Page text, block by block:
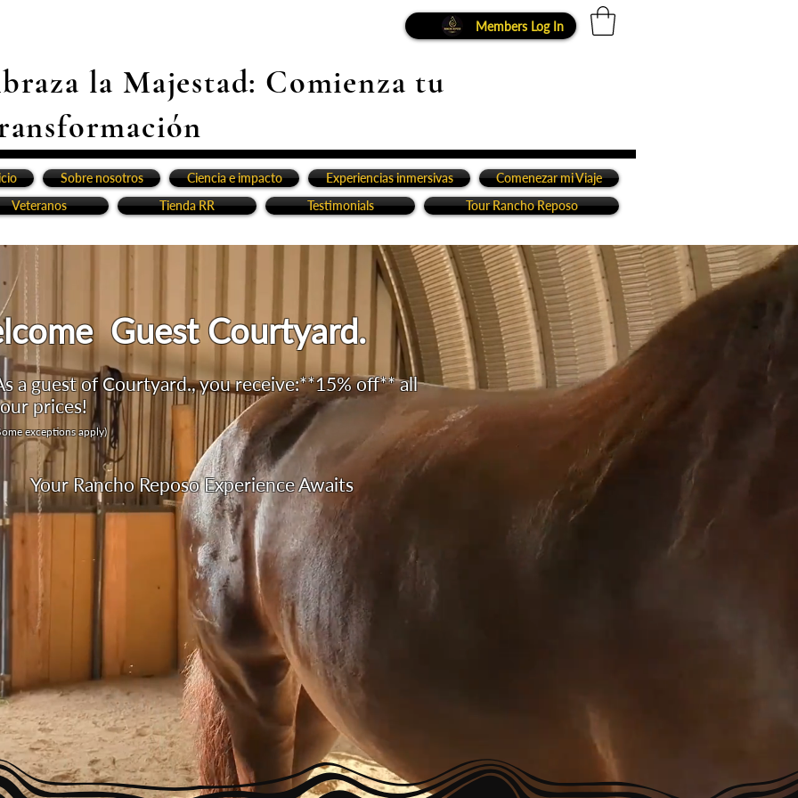
la Majestad: Comienza tu
Members Log In
Sobre nosotros Ciencia e impacto Experiencias inmersivas
Comenezar mi Viaje
Veteranos
Tienda RR Testimonials Tour Rancho Reposo
Guest Courtyard.
a guest of Courtyard., you receive:**15% off** all
prices!
exceptions apply)
Your Rancho Reposo Experience Awaits